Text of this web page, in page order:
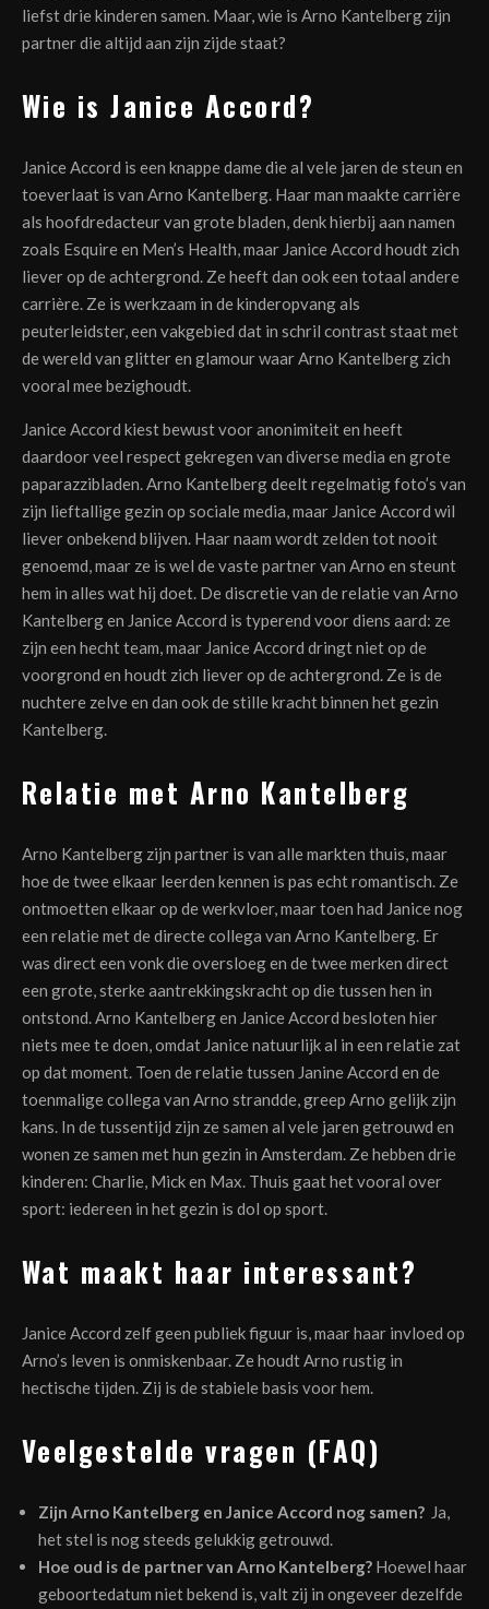
liefst drie kinderen samen. Maar, wie is Arno Kantelberg zijn
partner die altijd aan zijn zijde staat?
Wie is Janice Accord?
Janice Accord is een knappe dame die al vele jaren de steun en
toeverlaat is van Arno Kantelberg. Haar man maakte carrière
als hoofdredacteur van grote bladen, denk hierbij aan namen
zoals Esquire en Men’s Health, maar Janice Accord houdt zich
liever op de achtergrond. Ze heeft dan ook een totaal andere
carrière. Ze is werkzaam in de kinderopvang als
peuterleidster, een vakgebied dat in schril contrast staat met
de wereld van glitter en glamour waar Arno Kantelberg zich
vooral mee bezighoudt.
Janice Accord kiest bewust voor anonimiteit en heeft
daardoor veel respect gekregen van diverse media en grote
paparazzibladen. Arno Kantelberg deelt regelmatig foto’s van
zijn lieftallige gezin op sociale media, maar Janice Accord wil
liever onbekend blijven. Haar naam wordt zelden tot nooit
genoemd, maar ze is wel de vaste partner van Arno en steunt
hem in alles wat hij doet. De discretie van de relatie van Arno
Kantelberg en Janice Accord is typerend voor diens aard: ze
zijn een hecht team, maar Janice Accord dringt niet op de
voorgrond en houdt zich liever op de achtergrond. Ze is de
nuchtere zelve en dan ook de stille kracht binnen het gezin
Kantelberg.
Relatie met Arno Kantelberg
Arno Kantelberg zijn partner is van alle markten thuis, maar
hoe de twee elkaar leerden kennen is pas echt romantisch. Ze
ontmoetten elkaar op de werkvloer, maar toen had Janice nog
een relatie met de directe collega van Arno Kantelberg. Er
was direct een vonk die oversloeg en de twee merken direct
een grote, sterke aantrekkingskracht op die tussen hen in
ontstond. Arno Kantelberg en Janice Accord besloten hier
niets mee te doen, omdat Janice natuurlijk al in een relatie zat
op dat moment. Toen de relatie tussen Janine Accord en de
toenmalige collega van Arno strandde, greep Arno gelijk zijn
kans. In de tussentijd zijn ze samen al vele jaren getrouwd en
wonen ze samen met hun gezin in Amsterdam. Ze hebben drie
kinderen: Charlie, Mick en Max. Thuis gaat het vooral over
sport: iedereen in het gezin is dol op sport.
Wat maakt haar interessant?
Janice Accord zelf geen publiek figuur is, maar haar invloed op
Arno’s leven is onmiskenbaar. Ze houdt Arno rustig in
hectische tijden. Zij is de stabiele basis voor hem.
Veelgestelde vragen (FAQ)
Zijn Arno Kantelberg en Janice Accord nog samen? Ja,
het stel is nog steeds gelukkig getrouwd.
Hoe oud is de partner van Arno Kantelberg? Hoewel haar
geboortedatum niet bekend is, valt zij in ongeveer dezelfde